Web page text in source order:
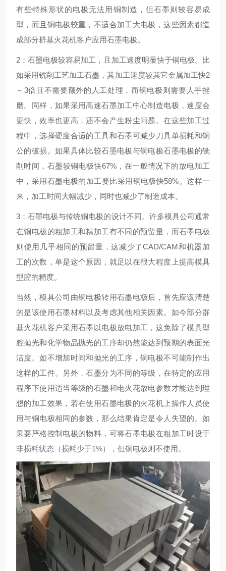
有些特殊形状的电极无法用铜制造，但石墨则较容易成
型，而且铜电极较重，不适合加工大电极，这些因素都造
成部分群基火花机客户应用石墨电极。
2：石墨电极较容易加工，且加工速度明显快于铜电极。比
如采用铣削工艺加工石墨，其加工速度较其它金属加工快2
～3倍且不需要额外的人工处理，而铜电极则需要人手挫
磨。同样，如果采用高速石墨加工中心制造电极，速度会
更快，效率也更高，还不会产生粉尘问题。在这些加工过
程中，选择硬度合适的工具和石墨可减少刀具单损耗和铜
公的破损。如果具体比较石墨电极与铜电极石墨电极的铣
削时间，石墨较铜电极快67%，在一般情况下的放电加工
中，采用石墨电极的加工要比采用铜电极快58%。这样一
来，加工时间大幅减少，同时也减少了制造成本。
3：石墨电极与传统铜电极的设计不同。许多模具公司通常
在铜电极的粗加工和精加工有不同的预留量，而石墨电极
则使用几乎相同的预留量，这减少了CAD/CAM和机器加
工的次数，单是这个原因，就足以在很大程度上提高模具
型腔的精度。
当然，模具公司由铜电极转用石墨电极后，首先应该清楚
的是该使用石墨材料以及考虑其他相关因素。如今部分群
基火花机客户采用石墨以电极放电加工，这免除了模具型
腔抛光和化学物品抛光的工序却仍然能达到预期的表面光
洁度。如不增加时间和抛光的工序，铜电极不可能制作出
这样的工件。另外，石墨分为不同的等级，在特定的应用
程序下使用适当等级的石墨和电火花放电参数才能达到理
想的加工效果，若在使用石墨电极的火花机上操作人员使
用与铜电极相同的参数，那么结果肯定是令人失望的。如
果要严格控制电极的物料，可将石墨电极在粗加工时设于
非损耗状态（损耗少于1%），但铜电极则不使用。